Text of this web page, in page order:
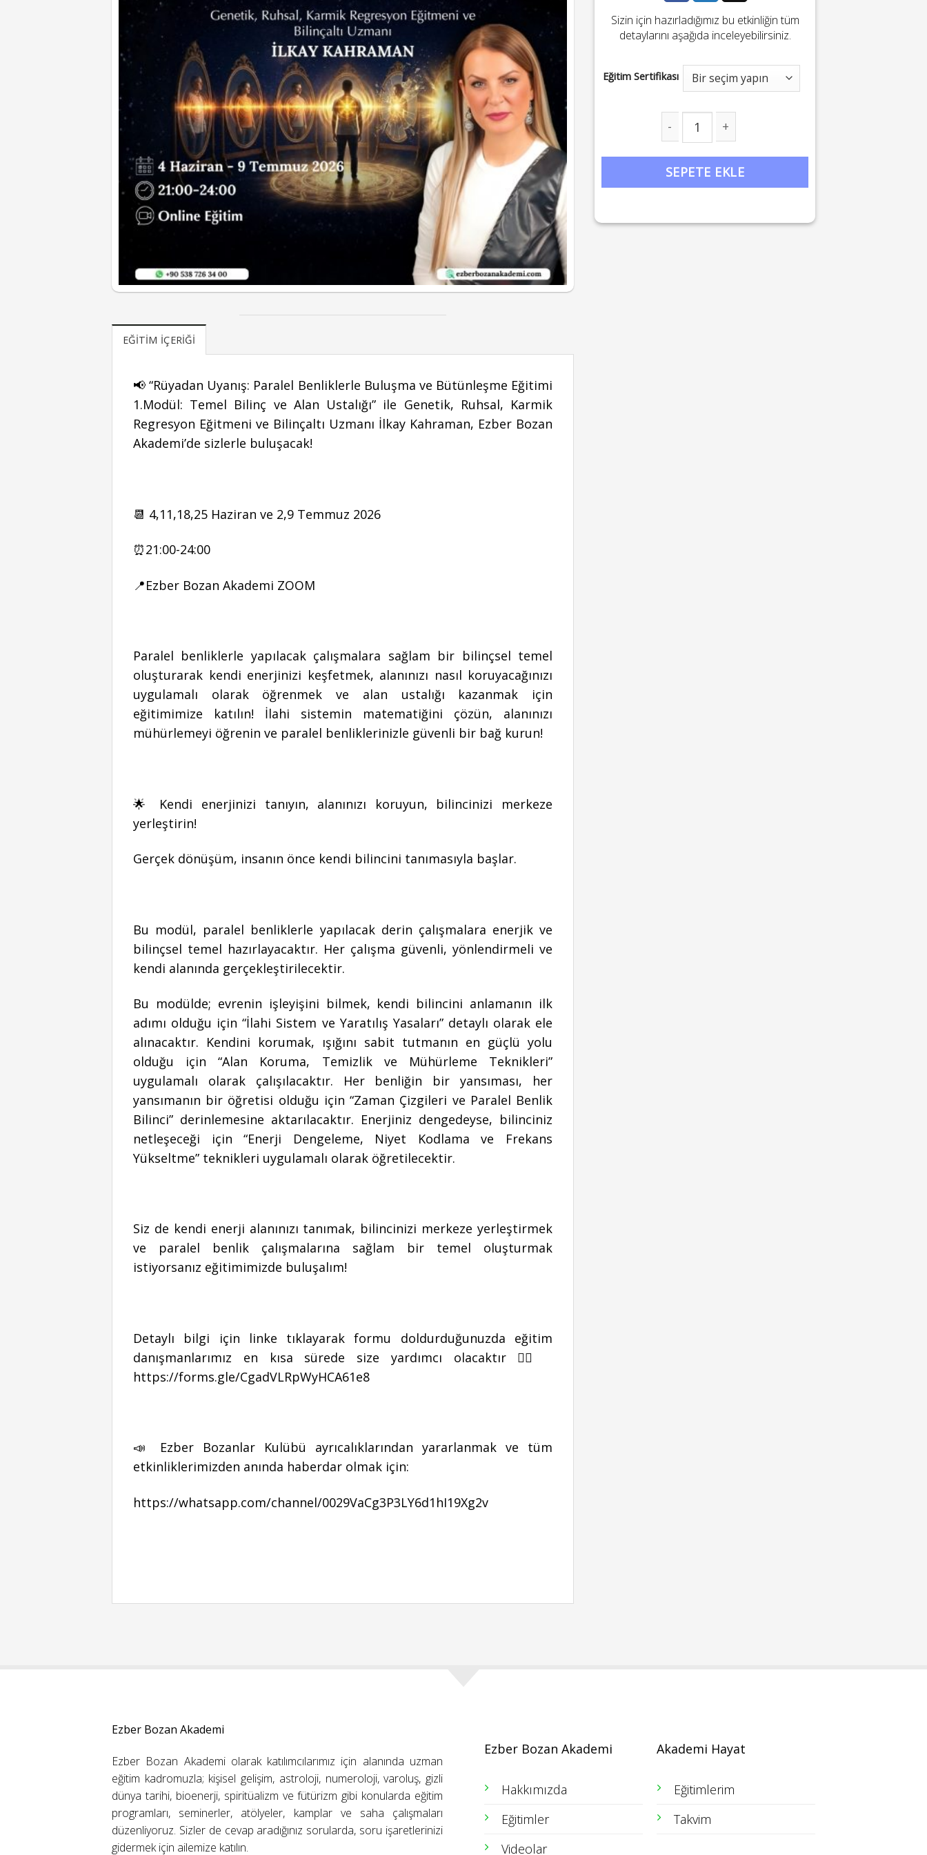
EĞITIM İÇERIĞI
📢 “Rüyadan Uyanış: Paralel Benliklerle Buluşma ve Bütünleşme Eğitimi
1.Modül: Temel Bilinç ve Alan Ustalığı” ile Genetik, Ruhsal, Karmik
Regresyon Eğitmeni ve Bilinçaltı Uzmanı İlkay Kahraman, Ezber Bozan
Akademi’de sizlerle buluşacak!
📆 4,11,18,25 Haziran ve 2,9 Temmuz 2026
⏰21:00-24:00
📍Ezber Bozan Akademi ZOOM
Paralel benliklerle yapılacak çalışmalara sağlam bir bilinçsel temel
oluşturarak kendi enerjinizi keşfetmek, alanınızı nasıl koruyacağınızı
uygulamalı olarak öğrenmek ve alan ustalığı kazanmak için
eğitimimize katılın! İlahi sistemin matematiğini çözün, alanınızı
mühürlemeyi öğrenin ve paralel benliklerinizle güvenli bir bağ kurun!
🌟 Kendi enerjinizi tanıyın, alanınızı koruyun, bilincinizi merkeze
yerleştirin!
Gerçek dönüşüm, insanın önce kendi bilincini tanımasıyla başlar.
Bu modül, paralel benliklerle yapılacak derin çalışmalara enerjik ve
bilinçsel temel hazırlayacaktır. Her çalışma güvenli, yönlendirmeli ve
kendi alanında gerçekleştirilecektir.
Bu modülde; evrenin işleyişini bilmek, kendi bilincini anlamanın ilk
adımı olduğu için “İlahi Sistem ve Yaratılış Yasaları” detaylı olarak ele
alınacaktır. Kendini korumak, ışığını sabit tutmanın en güçlü yolu
olduğu için “Alan Koruma, Temizlik ve Mühürleme Teknikleri”
uygulamalı olarak çalışılacaktır. Her benliğin bir yansıması, her
yansımanın bir öğretisi olduğu için “Zaman Çizgileri ve Paralel Benlik
Bilinci” derinlemesine aktarılacaktır. Enerjiniz dengedeyse, bilinciniz
netleşeceği için “Enerji Dengeleme, Niyet Kodlama ve Frekans
Yükseltme” teknikleri uygulamalı olarak öğretilecektir.
Siz de kendi enerji alanınızı tanımak, bilincinizi merkeze yerleştirmek
ve paralel benlik çalışmalarına sağlam bir temel oluşturmak
istiyorsanız eğitimimizde buluşalım!
Detaylı bilgi için linke tıklayarak formu doldurduğunuzda eğitim
danışmanlarımız en kısa sürede size yardımcı olacaktır 👉🏻
https://forms.gle/CgadVLRpWyHCA61e8
📣 Ezber Bozanlar Kulübü ayrıcalıklarından yararlanmak ve tüm
etkinliklerimizden anında haberdar olmak için:
https://whatsapp.com/channel/0029VaCg3P3LY6d1hI19Xg2v
Sizin için hazırladığımız bu etkinliğin tüm
detaylarını aşağıda inceleyebilirsiniz.
Eğitim Sertifikası
SEPETE EKLE
Ezber Bozan Akademi
Ezber Bozan Akademi olarak katılımcılarımız için alanında uzman
eğitim kadromuzla; kişisel gelişim, astroloji, numeroloji, varoluş, gizli
dünya tarihi, bioenerji, spiritüalizm ve fütürizm gibi konularda eğitim
programları, seminerler, atölyeler, kamplar ve saha çalışmaları
düzenliyoruz. Sizler de cevap aradığınız sorularda, soru işaretlerinizi
gidermek için ailemize katılın.
Ezber Bozan Akademi
Hakkımızda
Eğitimler
Videolar
Akademi Hayat
Eğitimlerim
Takvim